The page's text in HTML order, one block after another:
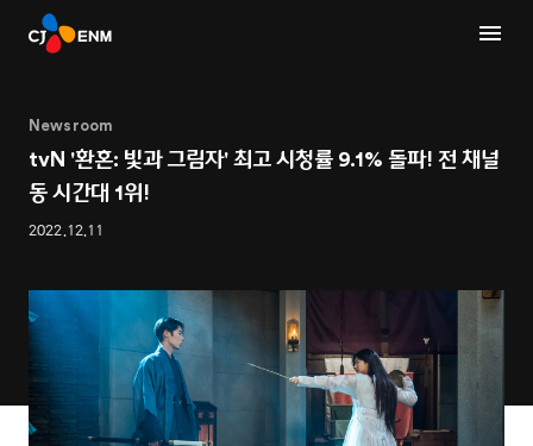
Newsroom
tvN '환혼: 빛과 그림자' 최고 시청률 9.1% 돌파! 전 채널
동 시간대 1위!
2022.12.11